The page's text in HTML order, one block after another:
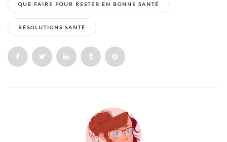
QUE FAIRE POUR RESTER EN BONNE SANTÉ
RÉSOLUTIONS SANTÉ